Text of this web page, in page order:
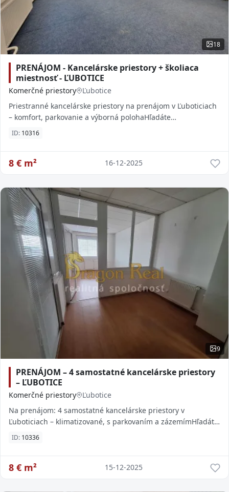
18
PRENÁJOM - Kancelárske priestory + školiaca
miestnosť - ĽUBOTICE
Komerčné priestory
Ľubotice
Priestranné kancelárske priestory na prenájom v Ľuboticiach
– komfort, parkovanie a výborná polohaHľadáte
ID: 10316
8 € m² 16-12-2025
9
PRENÁJOM – 4 samostatné kancelárske priestory
– ĽUBOTICE
Komerčné priestory
Ľubotice
Na prenájom: 4 samostatné kancelárske priestory v
Ľuboticiach – klimatizované, s parkovaním a zázemímHľadáte
reprezentatívne a pohodlné kancelárie v t
ID: 10336
8 € m² 15-12-2025